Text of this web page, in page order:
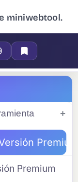
miniwebtool.
Premium
Premium